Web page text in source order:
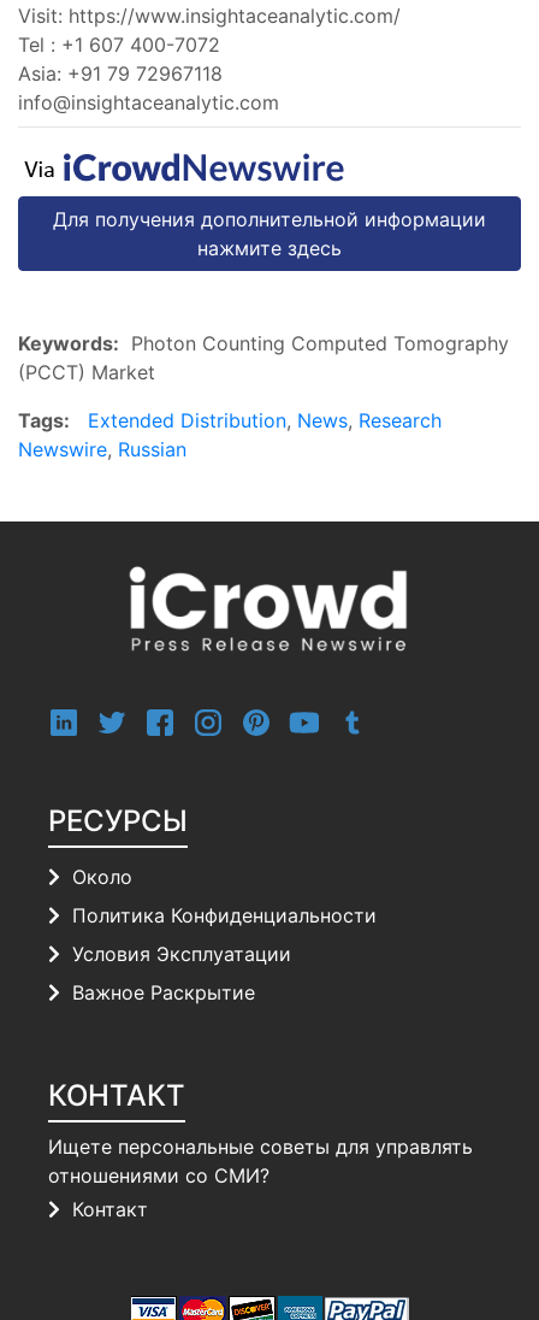
Visit: https://www.insightaceanalytic.com/
Tel : +1 607 400-7072
Asia: +91 79 72967118
info@insightaceanalytic.com
Для получения дополнительной информации
нажмите здесь
Keywords: Photon Counting Computed Tomography
(PCCT) Market
Tags:
Extended Distribution, News, Research
Newswire, Russian
РЕСУРСЫ
Около
Политика Конфиденциальности
Условия Эксплуатации
Важное Раскрытие
КОНТАКТ
Ищете персональные советы для управлять
отношениями со СМИ?
Контакт